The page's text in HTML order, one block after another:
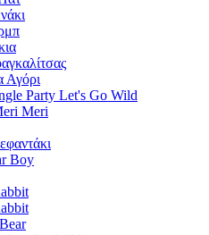
Αγόρι
Party Let's Go Wild
Meri
Boy